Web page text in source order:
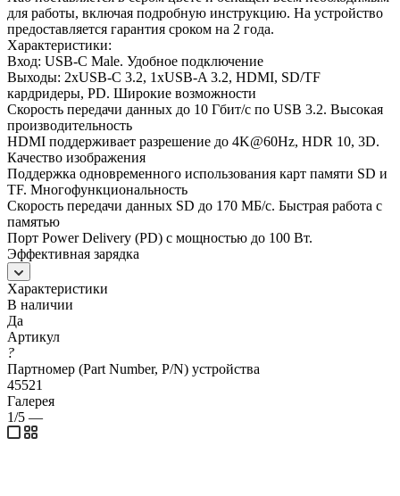
для работы, включая подробную инструкцию. На устройство
предоставляется гарантия сроком на 2 года.
Характеристики:
Вход: USB-C Male. Удобное подключение
Выходы: 2xUSB-C 3.2, 1xUSB-A 3.2, HDMI, SD/TF
кардридеры, PD. Широкие возможности
Скорость передачи данных до 10 Гбит/с по USB 3.2. Высокая
производительность
HDMI поддерживает разрешение до 4K@60Hz, HDR 10, 3D.
Качество изображения
Поддержка одновременного использования карт памяти SD и
TF. Многофункциональность
Скорость передачи данных SD до 170 МБ/с. Быстрая работа с
памятью
Порт Power Delivery (PD) с мощностью до 100 Вт.
Эффективная зарядка
Характеристики
В наличии
Да
Артикул
?
Партномер (Part Number, P/N) устройства
45521
Галерея
1/5 —